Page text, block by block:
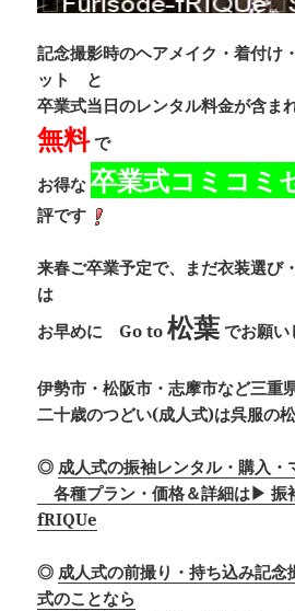
記念撮影時のヘアメイク・着付け
ット と
卒業式当日のレンタル料金が含
無料で
お得な卒業式コミコミ
評です
来春ご卒業予定で、まだ衣装選び
は
お早めにGo to松葉 でお願い
伊勢市・松阪市・志摩市など三重
二十歳のつどい(成人式)は呉服の
◎ 成人式の振袖レンタル・購入・
各種プラン・価格＆詳細は▶ 振
fRIQUe
◎ 成人式の前撮り・持ち込み記念
式のことなら